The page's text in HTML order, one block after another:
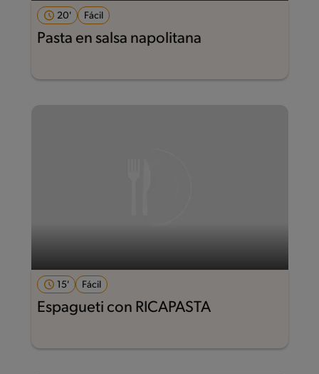
20' Fácil
Pasta en salsa napolitana
15' Fácil
Espagueti con RICAPASTA